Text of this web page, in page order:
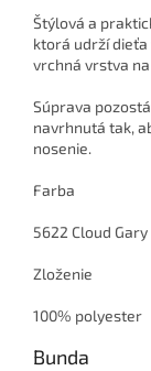
Štýlová a
ktorá udrží dieťa
vrchná vrstva
Súprava
navrhnutá tak,
nosenie.
Farba
5622 Cloud Gary
Zloženie
100% polyester
Bunda